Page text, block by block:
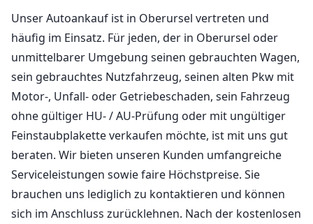
Unser Autoankauf ist in Oberursel vertreten und
häufig im Einsatz. Für jeden, der in Oberursel oder
unmittelbarer Umgebung seinen gebrauchten Wagen,
sein gebrauchtes Nutzfahrzeug, seinen alten Pkw mit
Motor-, Unfall- oder Getriebeschaden, sein Fahrzeug
ohne gültiger HU- / AU-Prüfung oder mit ungültiger
Feinstaubplakette verkaufen möchte, ist mit uns gut
beraten. Wir bieten unseren Kunden umfangreiche
Serviceleistungen sowie faire Höchstpreise. Sie
brauchen uns lediglich zu kontaktieren und können
sich im Anschluss zurücklehnen. Nach der kostenlosen